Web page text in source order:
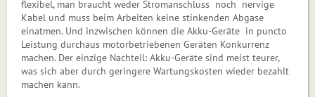
flexibel, man braucht weder Stromanschluss noch nervige
Kabel und muss beim Arbeiten keine stinkenden Abgase
einatmen. Und inzwischen können die Akku-Geräte in puncto
Leistung durchaus motorbetriebenen Geräten Konkurrenz
machen. Der einzige Nachteil: Akku-Geräte sind meist teurer,
was sich aber durch geringere Wartungskosten wieder bezahlt
machen kann.